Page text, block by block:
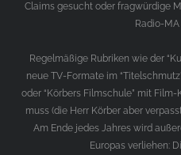
Claims gesucht oder fragwürdige
Radio-
Regelmäßige Rubriken wie der
neue TV-Formate im
oder “Körbers Filmschule” mit
muss (die Herr Körber aber
Am Ende jedes Jahres wird
Europas verliehen: